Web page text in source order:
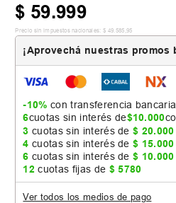
$ 59.999
Precio sin impuestos nacionales: $ 49 585 95
¡Aprovechá nuestras promos
-10% con transferencia bancaria
6cuotas sin interés de$10.000
3 cuotas sin interés de$ 20.000
4 cuotas sin interés de$ 15.000
6 cuotas sin interés de$ 10.000
12 cuotas fijas de $ 5780
Ver todos los medios de pago